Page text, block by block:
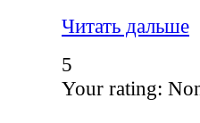
Читать дальше
5
Your rating: